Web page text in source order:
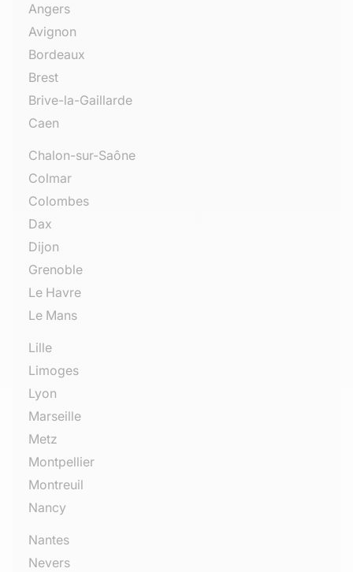
Angers
Avignon
Bordeaux
Brest
Brive-la-Gaillarde
Caen
Chalon-sur-Saône
Colmar
Colombes
Dax
Dijon
Grenoble
Le Havre
Le Mans
Lille
Limoges
Lyon
Marseille
Metz
Montpellier
Montreuil
Nancy
Nantes
Nevers